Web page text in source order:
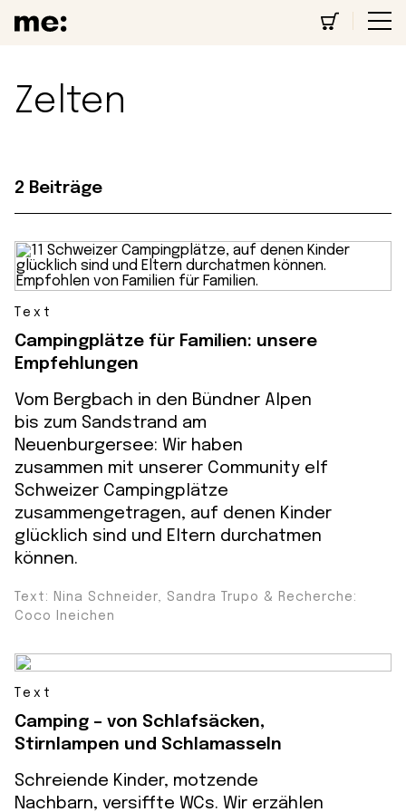
Zelten
2 Beiträge
Text
Campingplätze für Familien: unsere
Empfehlungen
Vom Bergbach in den Bündner Alpen
bis zum Sandstrand am
Neuenburgersee: Wir haben
zusammen mit unserer Community elf
Schweizer Campingplätze
zusammengetragen, auf denen Kinder
glücklich sind und Eltern durchatmen
können.
Text: Nina Schneider, Sandra Trupo & Recherche:
Coco Ineichen
Text
Camping – von Schlafsäcken,
Stirnlampen und Schlamasseln
Schreiende Kinder, motzende
Nachbarn, versiffte WCs. Wir erzählen